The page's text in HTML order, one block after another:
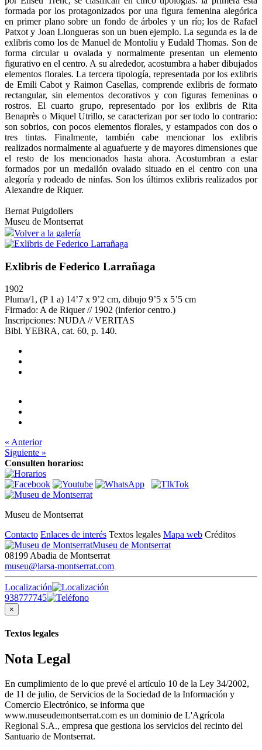
formada por los protagonizados por una figura femenina alegórica
en primer plano sobre un fondo de árboles y un río; los de Rafael
Patxot y Joan Llongueras son un buen ejemplo. La segunda es la de
exlibris como los de Manuel de Montoliu y Eudald Thomas. Son de
forma circular u ovalada y normalmente presentan un elemento
figurativo en el centro. A su alrededor, acostumbra a haber dibujados
elementos florales. La tercera tipología, representada por los exlibris
de Emili Cabot y Raimon Casellas, comprende exlibris de formato
rectangular, sin elementos decorativos y con figuras femeninas o
rostros. El cuarto grupo, representado por los exlibris de Rita
Benaprès o Miquel Utrillo, se caracterizan por ser todo lo contrario:
son sobrios, con pocos elementos florales, y estampados con dos o
tres tintas. Finalmente, también cabe mencionar los exlibris
realizados normalmente al aguafuerte y de mayores dimensiones que
el resto de los mencionados hasta ahora. Acostumbran a estar
formados por un medallón ovalado situado en el centro con una
alegoría y rodeado de ninfas. Son los últimos exlibris realizados por
Alexandre de Riquer.
Bernat Puigdollers
Museu de Montserrat
Volver a la galería
Exlibris de Federico Larrañaga
1902
Pluma/1, (P 1 a) 14’7 x 9’2 cm, dibujo 9’5 x 5’5 cm
Firmado: A de Riquer // 1902 (inferior centro.)
Inscripciones: NUDA // VERITAS
Bibl. YEBRA, cat. 60, p. 140.
« Anterior
Siguiente »
Consulten horarios:
Museu de Montserrat
Contacto Enlaces de interés Textos legales Mapa web Créditos
Museu de Montserrat
08199 Abadia de Montserrat
museu@larsa-montserrat.com
Localización
938777745
×
Textos legales
Nota Legal
En cumplimiento de lo que prevé el artículo 10 de la Ley 34/2002,
de 11 de julio, de Servicios de la Sociedad de la Información y
Comercio Electrónico, se informa que
www.museudemontserrat.com es un dominio de L'Agrícola
Regional S.A., empresa que gestiona los servicios del recinto del
Santuario de Montserrat.